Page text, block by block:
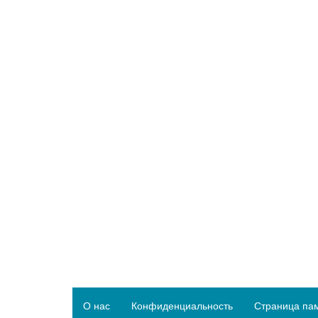
О нас Конфиденциальность Страница